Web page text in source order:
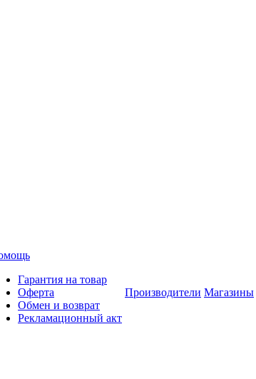
Гарантия на товар
Оферта
Обмен и возврат
Рекламационный акт
Производители Магазины